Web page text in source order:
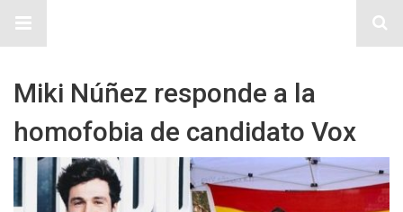
Miki Núñez responde a la
homofobia de candidato Vox